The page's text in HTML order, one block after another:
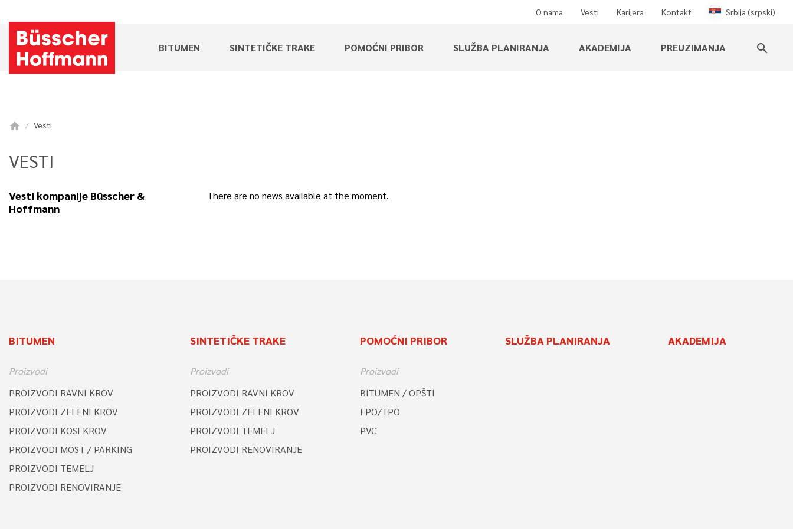
O nama Vesti Karijera Kontakt Srbija (srpski)
BITUMEN SINTETIČKE TRAKE POMOĆNI PRIBOR SLUŽBA PLANIRANJA AKADEMIJA PREUZIMANJA search
home Vesti
VESTI
Vesti kompanije Büsscher &
Hoffmann
There are no news available at the moment.
BITUMEN
Proizvodi
PROIZVODI RAVNI KROV
PROIZVODI ZELENI KROV
PROIZVODI KOSI KROV
PROIZVODI MOST / PARKING
PROIZVODI TEMELJ
PROIZVODI RENOVIRANJE
SINTETIČKE TRAKE
Proizvodi
PROIZVODI RAVNI KROV
PROIZVODI ZELENI KROV
PROIZVODI TEMELJ
PROIZVODI RENOVIRANJE
POMOĆNI PRIBOR
Proizvodi
BITUMEN / OPŠTI
FPO/TPO
PVC
SLUŽBA PLANIRANJA AKADEMIJA